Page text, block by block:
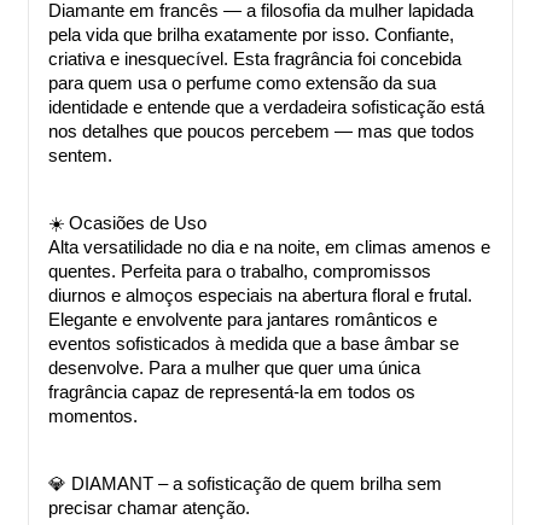
Diamante em francês — a filosofia da mulher lapidada
pela vida que brilha exatamente por isso. Confiante,
criativa e inesquecível. Esta fragrância foi concebida
para quem usa o perfume como extensão da sua
identidade e entende que a verdadeira sofisticação está
nos detalhes que poucos percebem — mas que todos
sentem.
☀️ Ocasiões de Uso
Alta versatilidade no dia e na noite, em climas amenos e
quentes. Perfeita para o trabalho, compromissos
diurnos e almoços especiais na abertura floral e frutal.
Elegante e envolvente para jantares românticos e
eventos sofisticados à medida que a base âmbar se
desenvolve. Para a mulher que quer uma única
fragrância capaz de representá-la em todos os
momentos.
💎 DIAMANT – a sofisticação de quem brilha sem
precisar chamar atenção.